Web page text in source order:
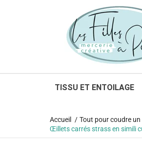
TISSU ET ENTOILAGE
Accueil Tout pour coudre
Œillets carrés strass en simili